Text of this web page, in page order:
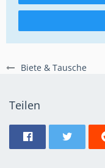
Biete & Tausche
Teilen